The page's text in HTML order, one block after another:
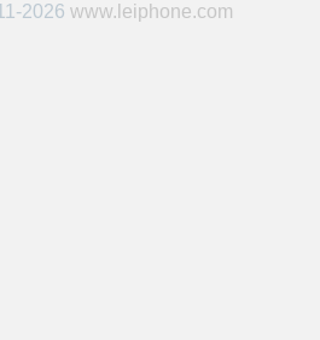
2026 www.leiphone.com